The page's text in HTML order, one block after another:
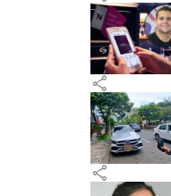
share
share